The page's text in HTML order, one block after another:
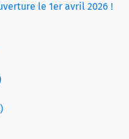
le 1er avril 2026 !